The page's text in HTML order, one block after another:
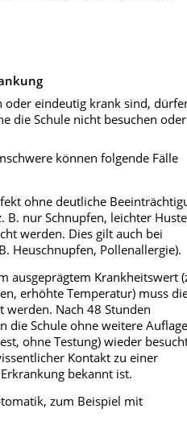
oder eindeutig krank sind,
die Schule nicht besuchen
können folgende Fälle
ohne deutliche
B. nur Schnupfen, leichter
werden. Dies gilt auch bei
Heuschnupfen, Pollenallergie).
ausgeprägtem Krankheitswert
erhöhte Temperatur) muss
werden. Nach 48 Stunden
die Schule ohne weitere
ohne Testung) wieder
Kontakt zu einer
bekannt ist.
zum Beispiel mit